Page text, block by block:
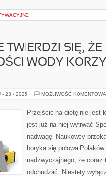
TWIERDZI SIĘ, ŻE
WODY
- 23 - 2025 MOŻLIWOŚĆ
Przejście na dietę nie jest
jest już na niej wytrwać
nadwagę. Naukowcy
boryka się połowa
nadzwyczajnego, że coraz
odchudzać. Niestety